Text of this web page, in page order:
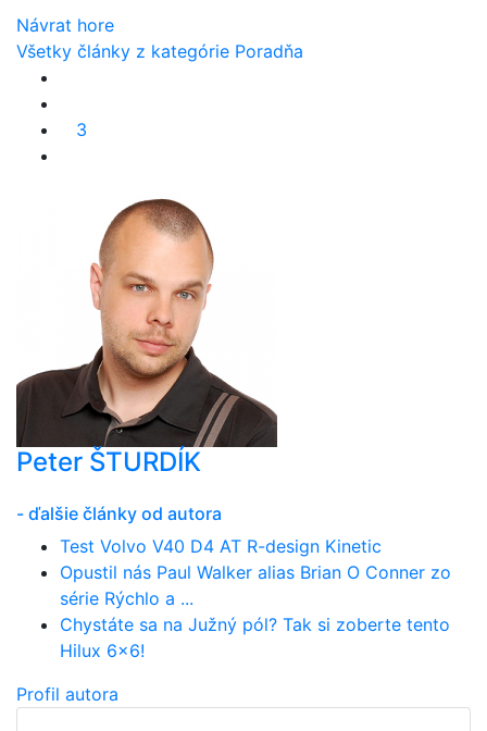
Návrat hore
Všetky články z kategórie Poradňa
3
Peter ŠTURDÍK
- ďalšie články od autora
Test Volvo V40 D4 AT R-design Kinetic
Opustil nás Paul Walker alias Brian O Conner zo
série Rýchlo a ...
Chystáte sa na Južný pól? Tak si zoberte tento
Hilux 6x6!
Profil autora